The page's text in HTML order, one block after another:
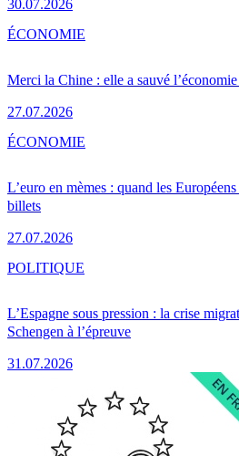
30.07.2026
Merci la Chine : elle a sauvé
27.07.2026
ÉCONOMIE
L’euro en mèmes : quand les
billets
27.07.2026
ÉCONOMIE
L’Espagne sous pression : la crise
Schengen à l’épreuve
31.07.2026
POLITIQUE